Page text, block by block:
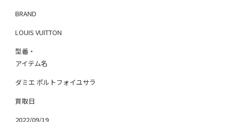
BRAND
LOUIS VUITTON
型番・
アイテム名
ダミエ ポルトフォイユサラ
買取日
2022/09/19